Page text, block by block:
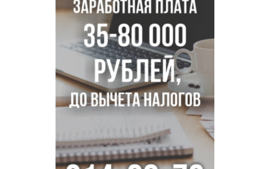
Сибирские пенсионеры накопили в банках рекордные 4,2
млрд рублей
Под Новосибирском суд наказал дачников за
дискриминацию с шлагбаумом